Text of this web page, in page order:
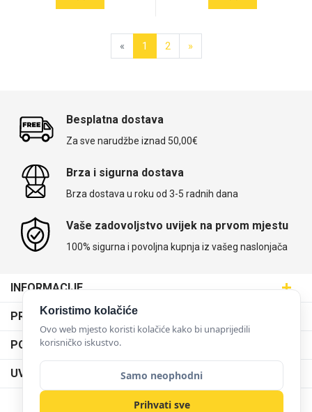
« 1 2 »
Besplatna dostava
Za sve narudžbe iznad 50,00€
Brza i sigurna dostava
Brza dostava u roku od 3-5 radnih dana
Vaše zadovoljstvo uvijek na prvom mjestu
100% sigurna i povoljna kupnja iz vašeg naslonjača
INFORMACIJE
Maskice.hr - Web trgovina
SVIJET MASKICA d.o.o.
Aleja javora 13, 10000 Zagreb
095 5555 345
prodaja@maskice.hr
PRODAJNA MJESTA
Poslovnica Trešnjevka
Poslovnica Dubrava
PODRŠKA
Dostava
O nama
UVJETI KORIŠTENJA
Klub vjernosti
Koristimo kolačiće
Ovo web mjesto koristi kolačiće kako bi unaprijedili
korisničko iskustvo.
Samo neophodni
Prihvati sve